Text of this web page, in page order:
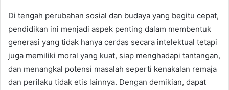
Di tengah perubahan sosial dan budaya yang begitu cepat,
pendidikan ini menjadi aspek penting dalam membentuk
generasi yang tidak hanya cerdas secara intelektual tetapi
juga memiliki moral yang kuat, siap menghadapi tantangan,
dan menangkal potensi masalah seperti kenakalan remaja
dan perilaku tidak etis lainnya. Dengan demikian, dapat